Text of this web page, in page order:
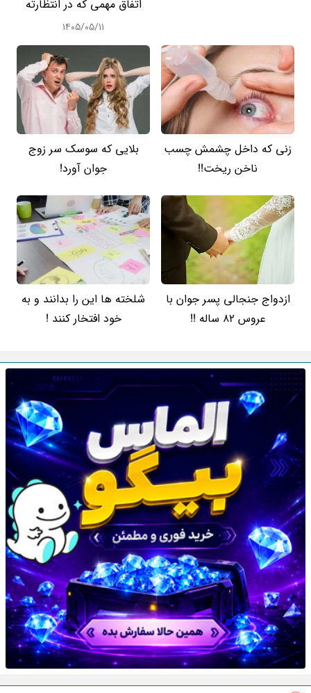
اتفاق مهمی که در انتظارته
۱۴۰۵/۰۵/۱۱
زنی که داخل چشمش چسب
ناخن ریخت!!
بلایی که سوسک سر زوج
جوان آورد!
ازدواج جنجالی پسر جوان با
عروس 82 ساله !!
شلخته ها این را بدانند و به
خود افتخار کنند !